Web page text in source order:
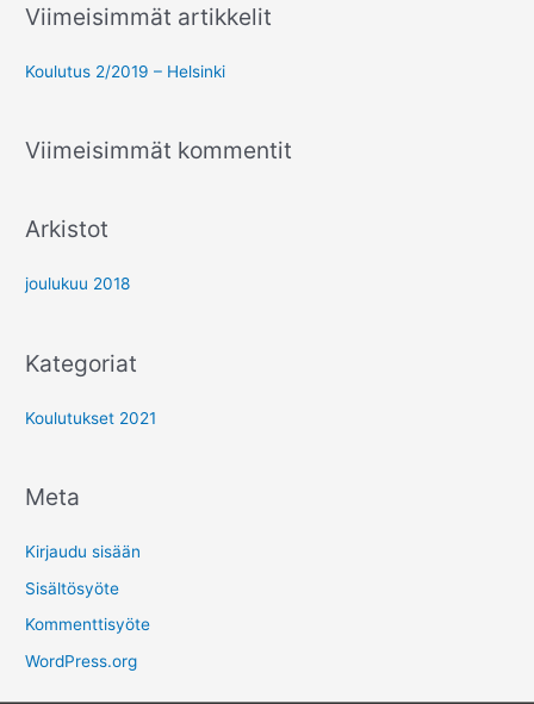
c
h
r
Viimeisimmät artikkelit
Koulutus 2/2019 – Helsinki
Viimeisimmät kommentit
Arkistot
joulukuu 2018
Kategoriat
Koulutukset 2021
Meta
Kirjaudu sisään
Sisältösyöte
Kommenttisyöte
WordPress.org